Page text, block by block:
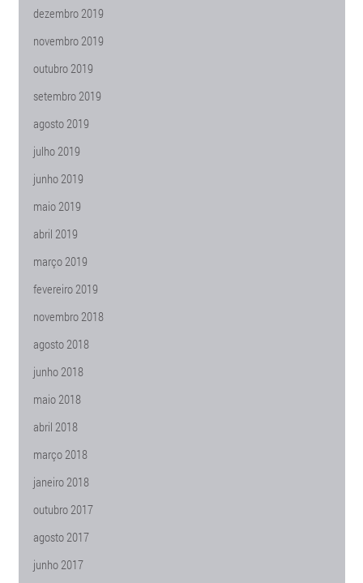
dezembro 2019
novembro 2019
outubro 2019
setembro 2019
agosto 2019
julho 2019
junho 2019
maio 2019
abril 2019
março 2019
fevereiro 2019
novembro 2018
agosto 2018
junho 2018
maio 2018
abril 2018
março 2018
janeiro 2018
outubro 2017
agosto 2017
junho 2017